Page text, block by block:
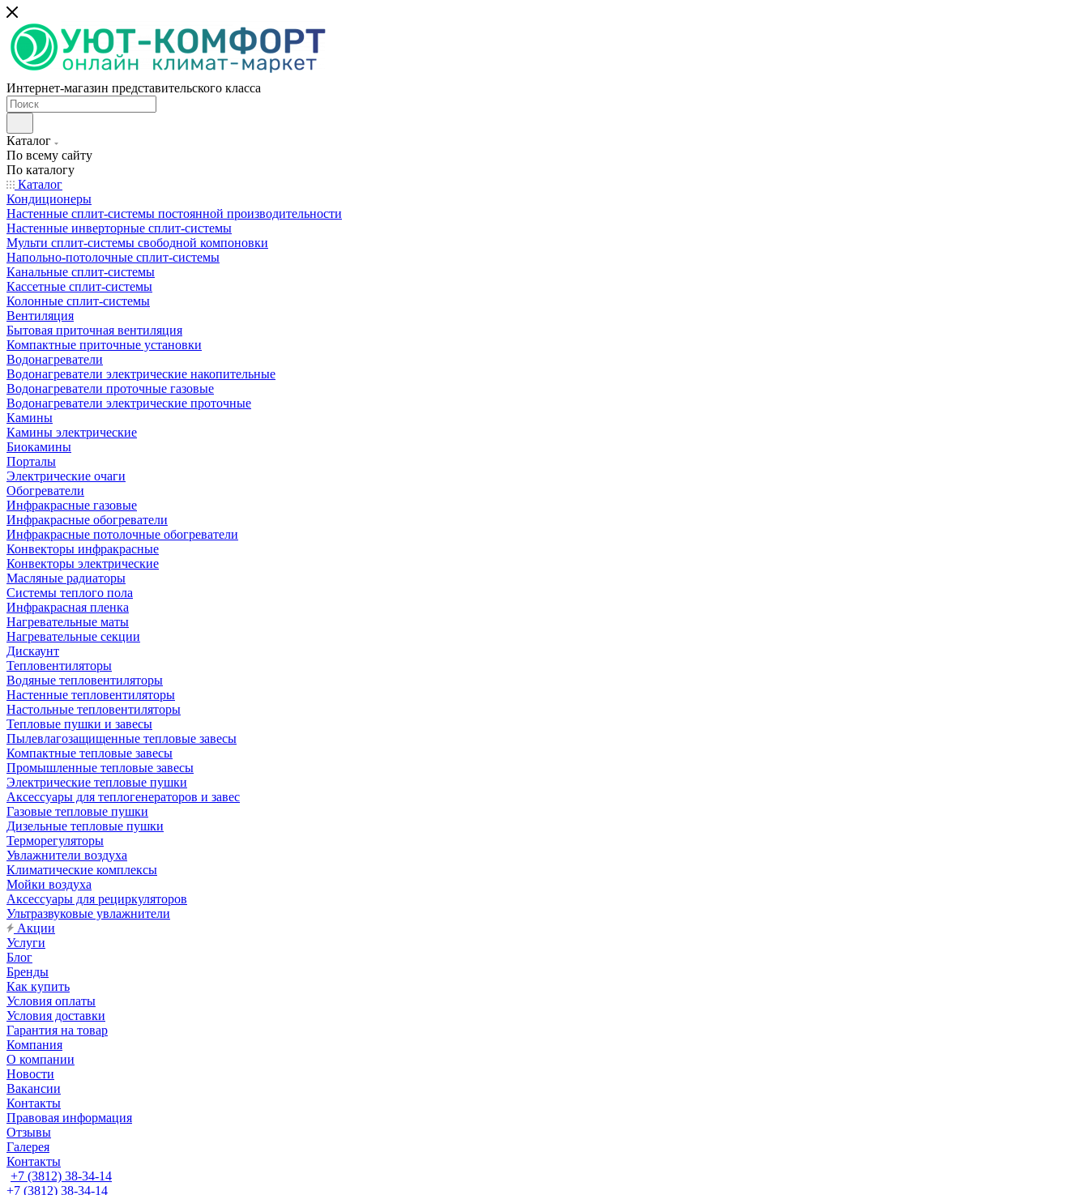
Интернет-магазин представительского класса
Каталог
По всему сайту
По каталогу
Каталог
Кондиционеры
Настенные сплит-системы постоянной производительности
Настенные инверторные сплит-системы
Мульти сплит-системы свободной компоновки
Напольно-потолочные сплит-системы
Канальные сплит-системы
Кассетные сплит-системы
Колонные сплит-системы
Вентиляция
Бытовая приточная вентиляция
Компактные приточные установки
Водонагреватели
Водонагреватели электрические накопительные
Водонагреватели проточные газовые
Водонагреватели электрические проточные
Камины
Камины электрические
Биокамины
Порталы
Электрические очаги
Обогреватели
Инфракрасные газовые
Инфракрасные обогреватели
Инфракрасные потолочные обогреватели
Конвекторы инфракрасные
Конвекторы электрические
Масляные радиаторы
Системы теплого пола
Инфракрасная пленка
Нагревательные маты
Нагревательные секции
Дискаунт
Тепловентиляторы
Водяные тепловентиляторы
Настенные тепловентиляторы
Настольные тепловентиляторы
Тепловые пушки и завесы
Пылевлагозащищенные тепловые завесы
Компактные тепловые завесы
Промышленные тепловые завесы
Электрические тепловые пушки
Аксессуары для теплогенераторов и завес
Газовые тепловые пушки
Дизельные тепловые пушки
Терморегуляторы
Увлажнители воздуха
Климатические комплексы
Мойки воздуха
Аксессуары для рециркуляторов
Ультразвуковые увлажнители
Акции
Услуги
Блог
Бренды
Как купить
Условия оплаты
Условия доставки
Гарантия на товар
Компания
О компании
Новости
Вакансии
Контакты
Правовая информация
Отзывы
Галерея
Контакты
+7 (3812) 38-34-14
+7 (3812) 38-34-14